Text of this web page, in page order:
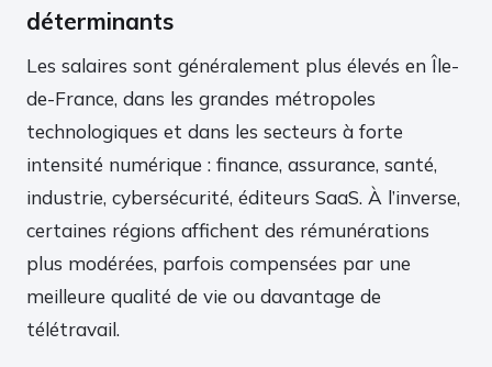
déterminants
Les salaires sont généralement plus élevés en Île-
de-France, dans les grandes métropoles
technologiques et dans les secteurs à forte
intensité numérique : finance, assurance, santé,
industrie, cybersécurité, éditeurs SaaS. À l’inverse,
certaines régions affichent des rémunérations
plus modérées, parfois compensées par une
meilleure qualité de vie ou davantage de
télétravail.